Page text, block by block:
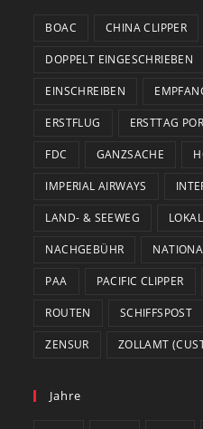
BOAC CHINA CLIPPER
DOPPELT EINGESCHRIEBEN
EINSCHREIBEN
ERSTFLUG ERSTTAG
FDC GANZSACHE
IMPERIAL AIRWAYS
LAND- & SEEWEG LOKAL
NACHGEBÜHR
PAA PACIFIC CLIPPER
ROUTEN SCHIFFSPOST
ZENSUR ZOLLAMT
Jahre